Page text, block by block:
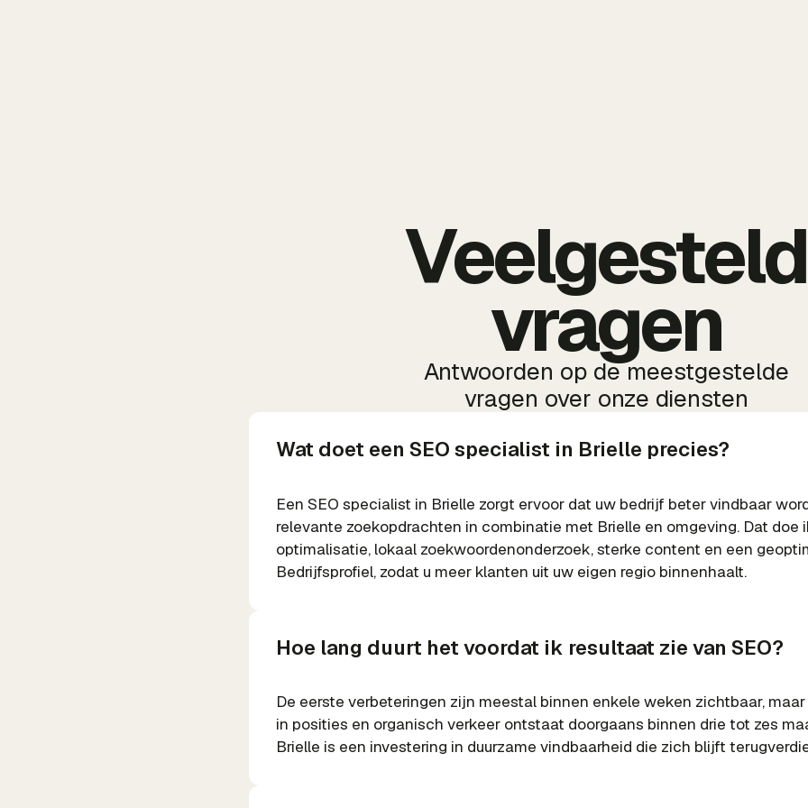
vragen
Antwoorden op de meestgestelde
vragen over onze diensten
Wat doet een SEO specialist in Brielle precies?
Een SEO specialist in Brielle zorgt ervoor dat uw bedrijf beter vindbaar
relevante zoekopdrachten in combinatie met Brielle en omgeving. Dat
optimalisatie, lokaal zoekwoordenonderzoek, sterke content en een
Bedrijfsprofiel, zodat u meer klanten uit uw eigen regio binnenhaalt.
Hoe lang duurt het voordat ik resultaat zie van SEO?
De eerste verbeteringen zijn meestal binnen enkele weken zichtbaar,
in posities en organisch verkeer ontstaat doorgaans binnen drie tot zes
Brielle is een investering in duurzame vindbaarheid die zich blijft